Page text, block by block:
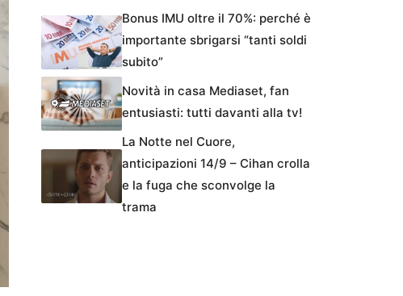
Bonus IMU oltre il 70%: perché è
importante sbrigarsi “tanti soldi
subito”
Novità in casa Mediaset, fan
entusiasti: tutti davanti alla tv!
La Notte nel Cuore,
anticipazioni 14/9 – Cihan crolla
e la fuga che sconvolge la
trama